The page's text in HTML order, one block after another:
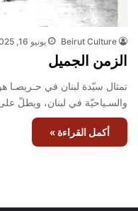
Beirut Culture يونيو 16, 2025
الزمن الجميل
تمثال سيّدة لبنان في حـريصـا هو
والسـياحيّة في لبنان، ويطلّ
أكمل القراءة »